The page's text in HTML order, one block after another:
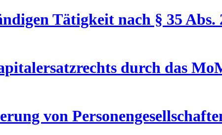
Tätigkeit nach § 35
durch das
von